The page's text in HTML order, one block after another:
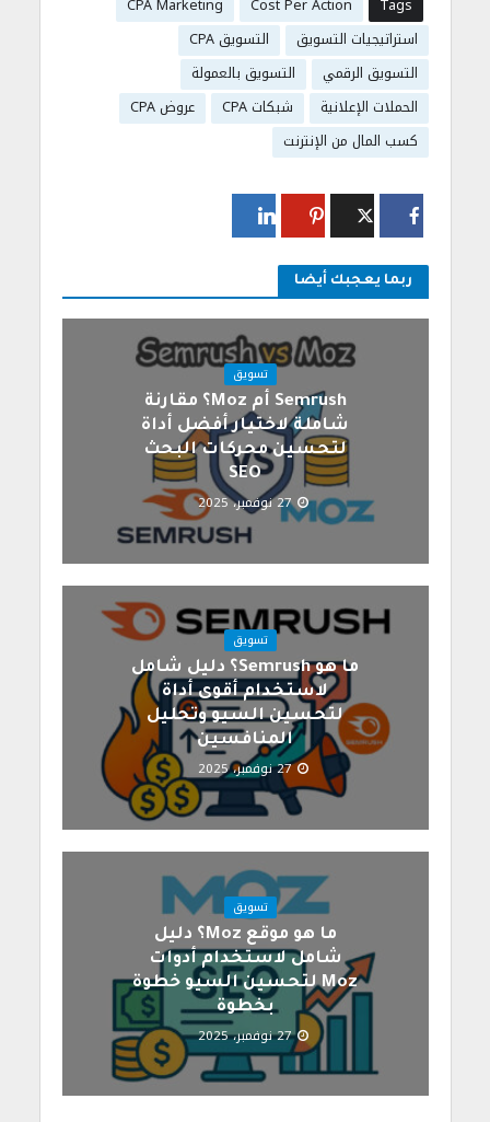
Tags
Cost Per Action
CPA Marketing
استراتيجيات التسويق
التسويق CPA
التسويق الرقمي
التسويق بالعمولة
الحملات الإعلانية
شبكات CPA
عروض CPA
كسب المال من الإنترنت
ربما يعجبك أيضا
تسويق
Semrush أم Moz؟ مقارنة
شاملة لاختيار أفضل أداة
لتحسين محركات البحث
SEO
27 نوفمبر، 2025
تسويق
ما هو Semrush؟ دليل شامل
لاستخدام أقوى أداة
لتحسين السيو وتحليل
المنافسين
27 نوفمبر، 2025
تسويق
ما هو موقع Moz؟ دليل
شامل لاستخدام أدوات
Moz لتحسين السيو خطوة
بخطوة
27 نوفمبر، 2025